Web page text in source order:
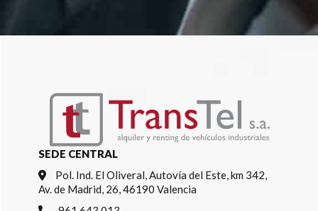
SEDE CENTRAL
Pol. Ind. El Oliveral, Autovía del Este, km 342,
Av. de Madrid, 26, 46190 Valencia